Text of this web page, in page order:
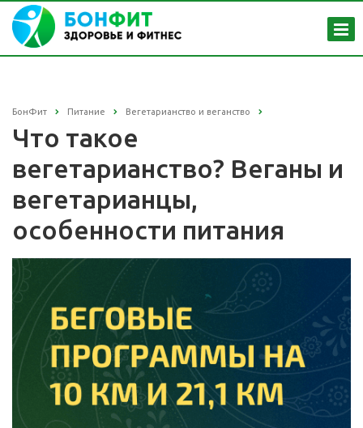
БонФит Питание Вегетарианство и веганство
Что такое
вегетарианство? Веганы и
вегетарианцы,
особенности питания